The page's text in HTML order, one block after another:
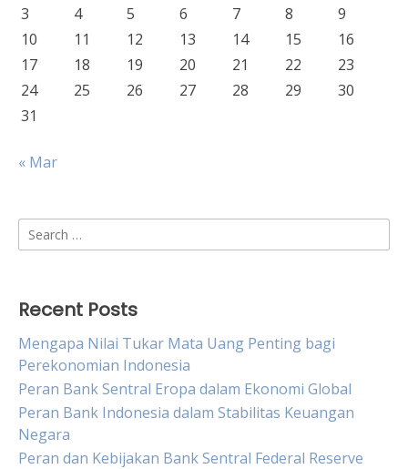
3 4 5 6 7 8
9
10
11 12 13 14 15
16
17
18 19 20 21 22
23
24
25 26 27 28 29
30
31
« Mar
Search
for:
Recent Posts
Mengapa Nilai Tukar Mata Uang Penting bagi
Perekonomian Indonesia
Peran Bank Sentral Eropa dalam Ekonomi Global
Peran Bank Indonesia dalam Stabilitas Keuangan
Negara
Peran dan Kebijakan Bank Sentral Federal Reserve